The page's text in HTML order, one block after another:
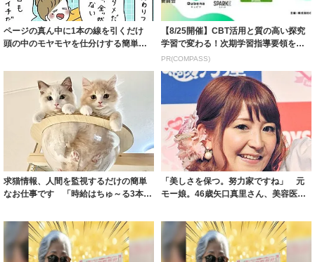
ページの真ん中に1本の線を引くだけ
頭の中のモヤモヤを仕分けする簡単ノ
【8/25開催】CBT活用と質の高い探究
学習で変わる！次期学習指導要領を見
据えた...
PR(COMPASS)
求猫情報、人間を監視するだけの簡単
なお仕事です 「時給はちゅ～る3本」
「美しさを保つ。努力家ですね」 元
モー娘。46歳矢口真里さん、美容医療